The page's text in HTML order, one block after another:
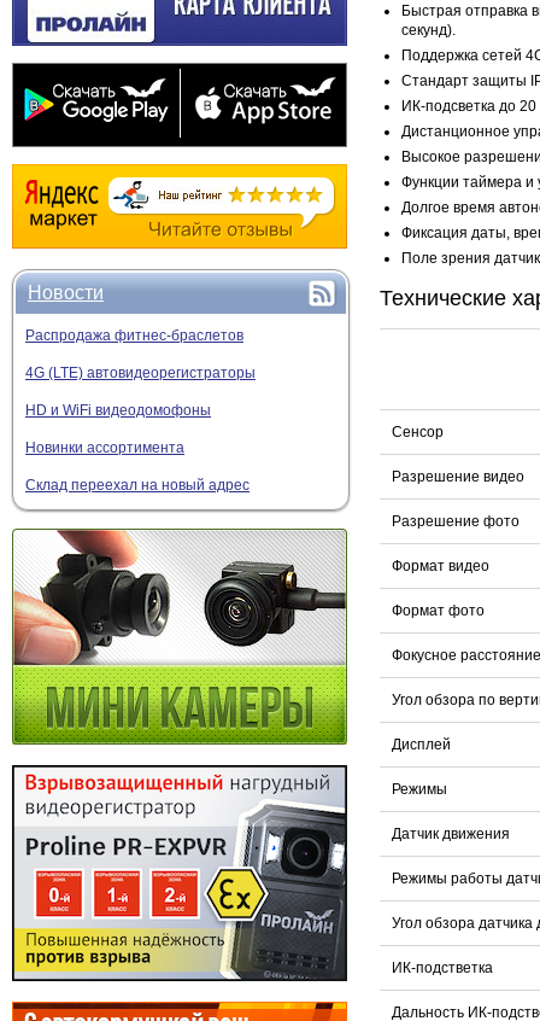
Новости
Распродажа фитнес-браслетов
4G (LTE) автовидеорегистраторы
HD и WiFi видеодомофоны
Новинки ассортимента
Склад переехал на новый адрес
Быстрая отправка
секунд).
Поддержка сетей
Стандарт защиты
ИК-подсветка до
Дистанционное
Высокое
Функции таймера и
Долгое время
Фиксация даты,
Поле зрения
Технические
Сенсор
Разрешение видео
Разрешение фото
Формат видео
Формат фото
Фокусное расстояние
Угол обзора по
Дисплей
Режимы
Датчик движения
Режимы работы
Угол обзора датчика
ИК-подстветка
Дальность ИК-